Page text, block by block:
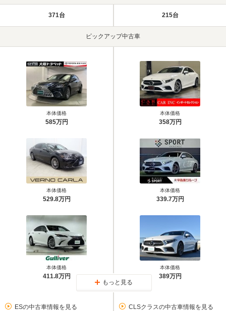
371台 215台
ピックアップ中古車
本体価格
585万円
本体価格
529.8万円
本体価格
411.8万円
本体価格
358万円
本体価格
339.7万円
本体価格
389万円
もっと見る
ESの中古車情報を見る CLSクラスの中古車情報を見る